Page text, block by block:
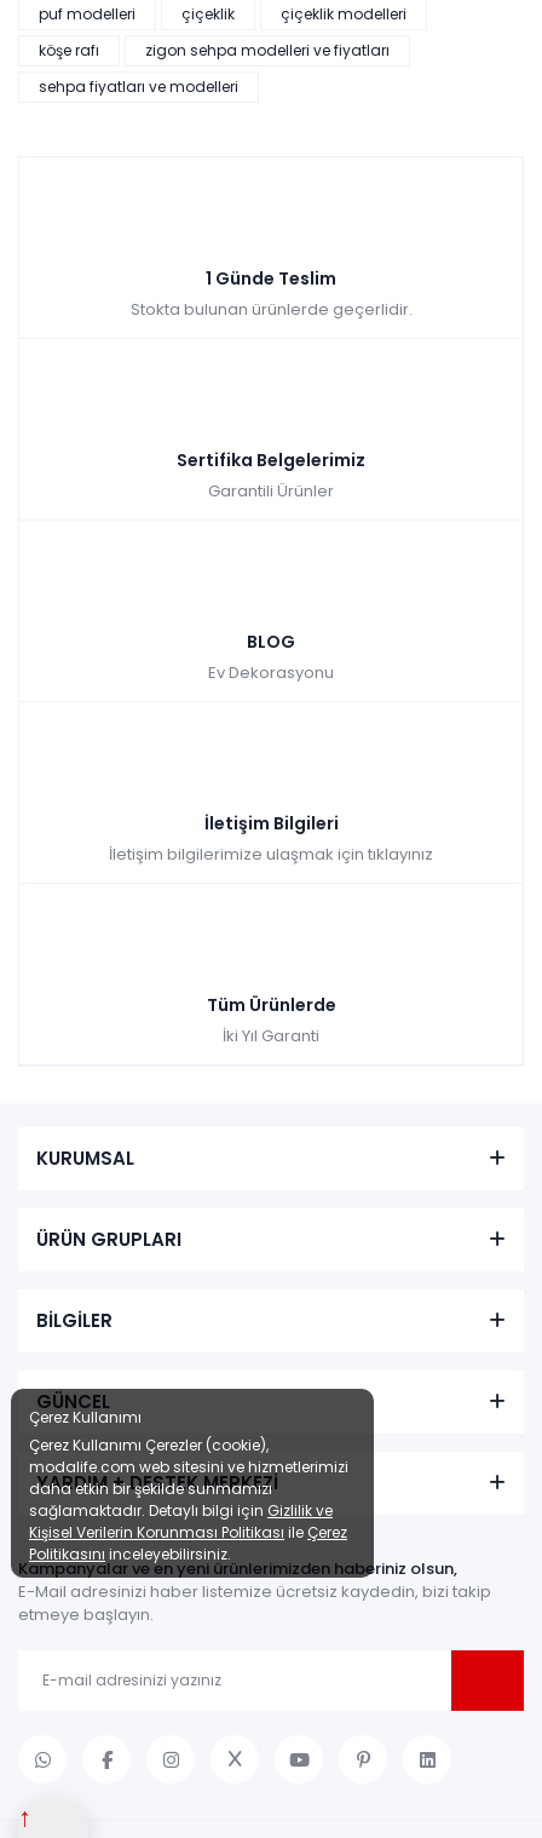
Pratik Çok Amaçlı Dolap - Beyaz
₺2.490,00
puf modelleri
çiçeklik
çiçeklik modelleri
köşe rafı
zigon sehpa modelleri ve fiyatları
sehpa fiyatları ve modelleri
↑
1 Günde Teslim
Stokta bulunan ürünlerde geçerlidir.
Sertifika Belgelerimiz
Garantili Ürünler
BLOG
Ev Dekorasyonu
İletişim Bilgileri
İletişim bilgilerimize ulaşmak için tıklayınız
Tüm Ürünlerde
İki Yıl Garanti
KURUMSAL
ÜRÜN GRUPLARI
BİLGİLER
GÜNCEL
YARDIM + DESTEK MERKEZİ
Kampanyalar ve en yeni ürünlerimizden haberiniz olsun,
E-Mail adresinizi haber listemize ücretsiz kaydedin, bizi takip
etmeye başlayın.
Çerez Kullanımı
Çerez Kullanımı Çerezler (cookie),
modalife.com web sitesini ve hizmetlerimizi
daha etkin bir şekilde sunmamızı
sağlamaktadır. Detaylı bilgi için Gizlilik ve
Kişisel Verilerin Korunması Politikası ile Çerez
Politikasını inceleyebilirsiniz.